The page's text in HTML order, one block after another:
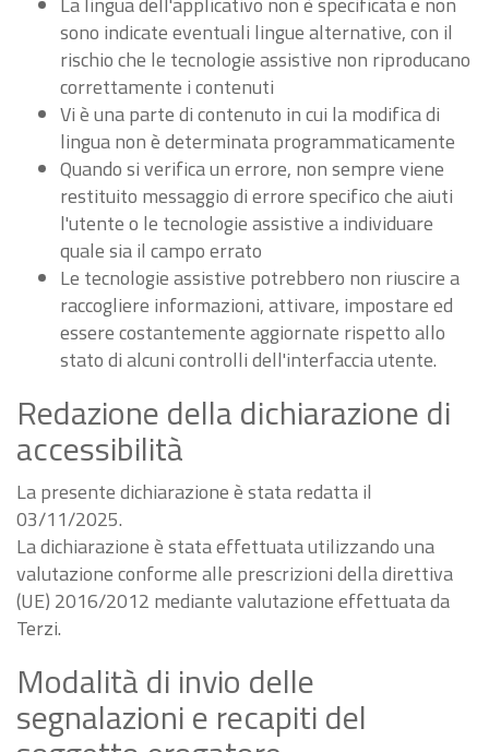
sono indicate eventuali lingue alternative, con il
rischio che le tecnologie assistive non riproducano
correttamente i contenuti
Vi è una parte di contenuto in cui la modifica di
lingua non è determinata programmaticamente
Quando si verifica un errore, non sempre viene
restituito messaggio di errore specifico che aiuti
l'utente o le tecnologie assistive a individuare
quale sia il campo errato
Le tecnologie assistive potrebbero non riuscire a
raccogliere informazioni, attivare, impostare ed
essere costantemente aggiornate rispetto allo
stato di alcuni controlli dell'interfaccia utente.
Redazione della dichiarazione di
accessibilità
La presente dichiarazione è stata redatta il
03/11/2025.
La dichiarazione è stata effettuata utilizzando una
valutazione conforme alle prescrizioni della direttiva
(UE) 2016/2012 mediante valutazione effettuata da
Terzi.
Modalità di invio delle
segnalazioni e recapiti del